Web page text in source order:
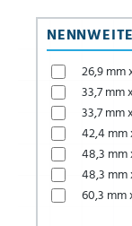
NENNWEITE
26,9 mm
33,7 mm
33,7 mm
42,4 mm
48,3 mm
48,3 mm
60,3 mm